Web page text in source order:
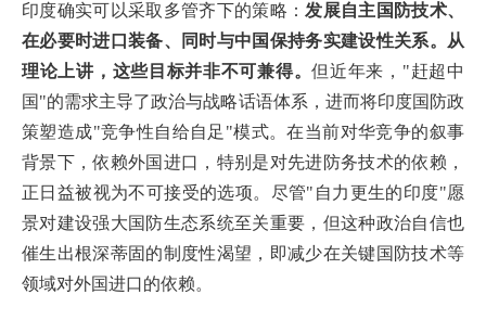
印度确实可以采取多管齐下的策略： 发展自主国防技术、
在必要时进口装备、同时与中国保持务实建设性关系。从
理论上讲，这些目标并非不可兼得。但近年来，"赶超中
国"的需求主导了政治与战略话语体系，进而将印度国防政
策塑造成"竞争性自给自足"模式。在当前对华竞争的叙事
背景下，依赖外国进口，特别是对先进防务技术的依赖，
正日益被视为不可接受的选项。尽管"自力更生的印度"愿
景对建设强大国防生态系统至关重要，但这种政治自信也
催生出根深蒂固的制度性渴望，即减少在关键国防技术等
领域对外国进口的依赖。